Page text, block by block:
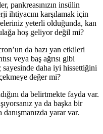
pankreasınızın insülin
ihtiyacını karşılamak için
yeterli olduğunda, kan
hoş geliyor değil mi?
da bazı yan etkileri
veya baş ağrısı gibi
sayesinde daha iyi hissettiğini
değer mi?
da belirtmekte fayda var.
ya da başka bir
yarar var.